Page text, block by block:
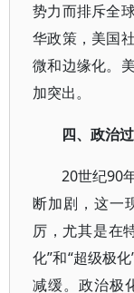
势力而排斥全
华政策，美国
微和边缘化。
加突出。
四、政治
20世纪90
断加剧，这一
厉，尤其是在
化”和“超级极
减缓。政治极